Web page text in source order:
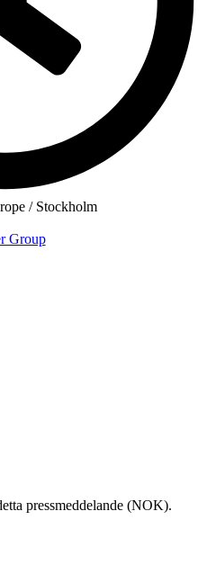
/ Stockholm
Group
pressmeddelande (NOK).